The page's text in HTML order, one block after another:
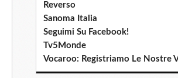
Reverso
Sanoma Italia
Seguimi Su Facebook!
Tv5Monde
Vocaroo: Registriamo Le Nostre